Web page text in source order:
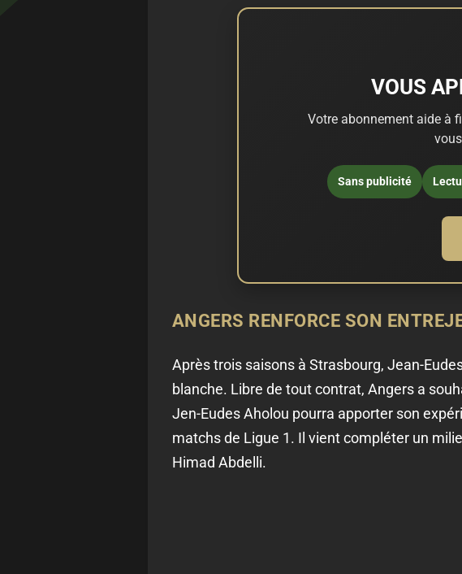
VOUS
Votre abonnement aide à
Sans publicité
ANGERS RENFORCE SON
Après trois saisons à Strasbourg, Jean-
blanche. Libre de tout contrat, Angers a
Jen-Eudes Aholou pourra apporter son
matchs de Ligue 1. Il vient compléter un
Himad Abdelli.